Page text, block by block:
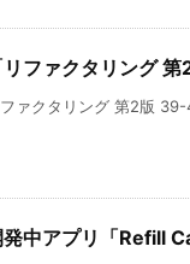
リファクタリング
ファクタリング 第2版
発中アプリ「Refill